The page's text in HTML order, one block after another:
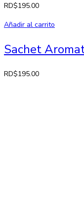
RD$195.00
Añadir al carrito
Sachet
RD$195.00